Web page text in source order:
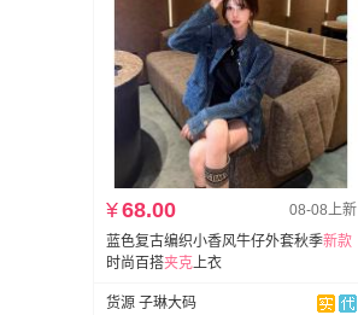
08-08上新
¥68.00
蓝色复古编织小香风牛仔外套秋季新款
时尚百搭夹克上衣
货源 子琳大码